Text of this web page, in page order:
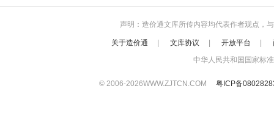
声明：造价通文库所传内容均代表作者观点，
关于造价通 文库协议 开放平台
中华人民共和国国家标
© 2006-2026WWW.ZJTCN.COM 粤ICP备